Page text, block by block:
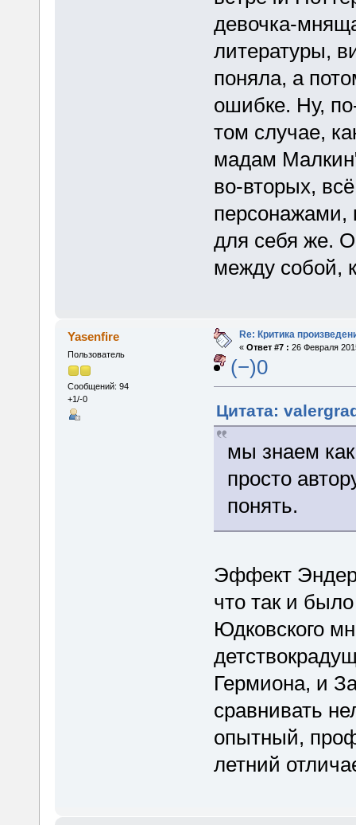
девочка-
литературы,
поняла, а
ошибке. Ну,
том случае,
мадам
во-вторых,
персонажами,
для себя же.
между собой,
Yasenfire
Пользователь
Сообщений: 94
+1/-0
Re: Критика
« Ответ #7 : 26 Февраля
(−)0
Цитата:
мы знаем
просто
понять.
Эффект
что так и
Юдковского
Гермиона, и
сравнивать
опытный,
летний